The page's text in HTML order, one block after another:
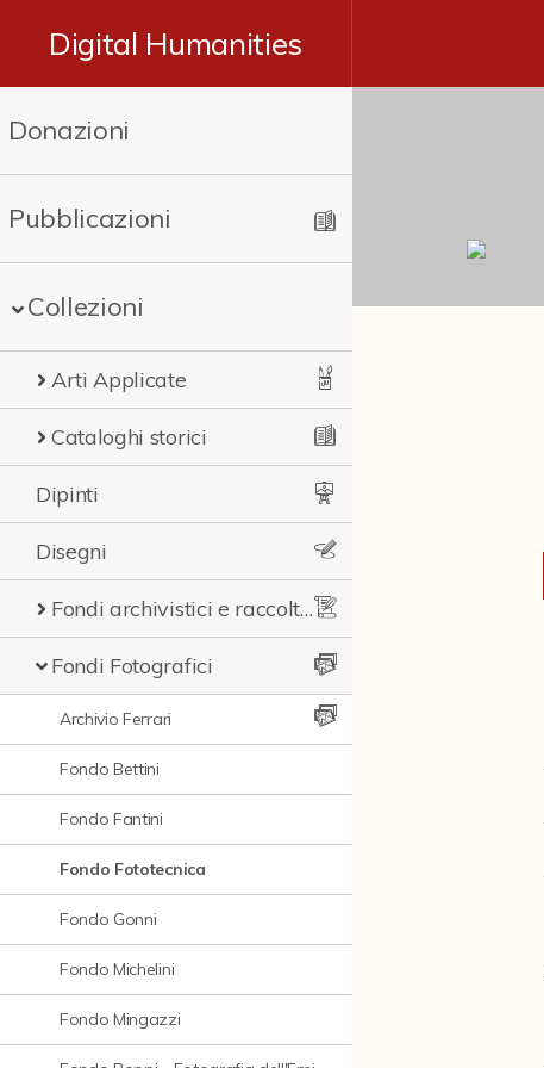
Digital Humanities
Donazioni
Pubblicazioni
Collezioni
Arti Applicate
Cataloghi storici
Dipinti
Disegni
Fondi archivistici e raccolte documentarie
Fondi Fotografici
Archivio Ferrari
Fondo Bettini
Fondo Fantini
Fondo Fototecnica
Fondo Gonni
Fondo Michelini
Fondo Mingazzi